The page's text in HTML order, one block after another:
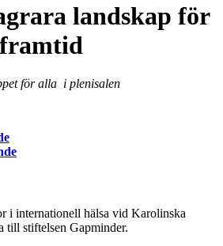
landskap för
för alla i plenisalen
i internationell hälsa vid Karolinska
till stiftelsen Gapminder.